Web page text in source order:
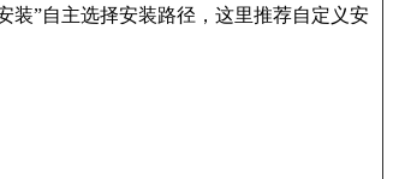
装”自主选择安装路径，这里推荐自定义安